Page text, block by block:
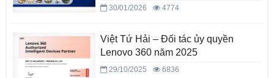
30/01/2026 4774
Việt Tứ Hải – Đối tác ủy quyền
Lenovo 360 năm 2025
29/10/2025 6836